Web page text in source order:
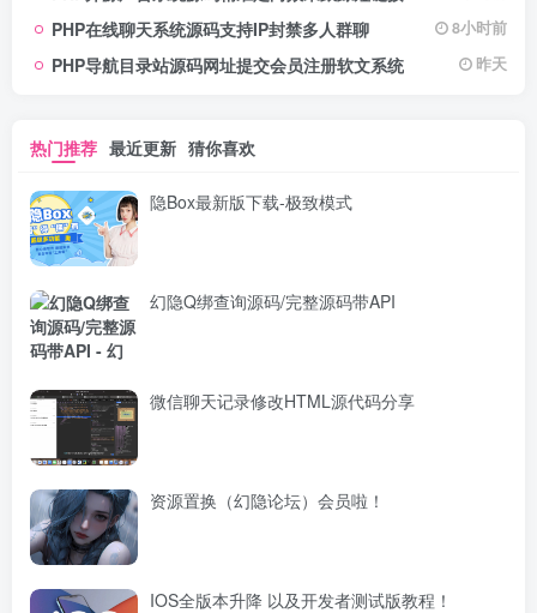
PHP在线聊天系统源码支持IP封禁多人群聊 8小时前
PHP导航目录站源码网址提交会员注册软文系统 昨天
热门推荐 最近更新 猜你喜欢
隐Box最新版下载-极致模式
幻隐Q绑查询源码/完整源码带API
微信聊天记录修改HTML源代码分享
资源置换（幻隐论坛）会员啦！
IOS全版本升降 以及开发者测试版教程！